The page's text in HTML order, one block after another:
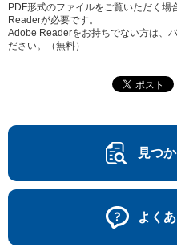
PDF形式のファイルをご覧いただく
Readerが必要です。
Adobe Readerをお持ちでない方は、
ださい。（無料）
見つ
よく